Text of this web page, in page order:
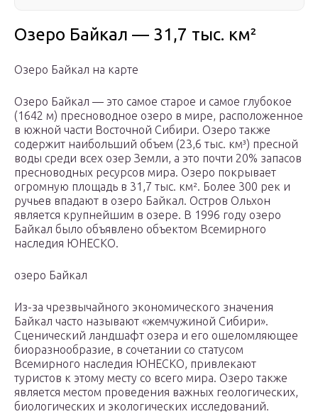
Озеро Байкал — 31,7 тыс. км²
Озеро Байкал на карте
Озеро Байкал — это самое старое и самое глубокое
(1642 м) пресноводное озеро в мире, расположенное
в южной части Восточной Сибири. Озеро также
содержит наибольший объем (23,6 тыс. км³) пресной
воды среди всех озер Земли, а это почти 20% запасов
пресноводных ресурсов мира. Озеро покрывает
огромную площадь в 31,7 тыс. км². Более 300 рек и
ручьев впадают в озеро Байкал. Остров Ольхон
является крупнейшим в озере. В 1996 году озеро
Байкал было объявлено объектом Всемирного
наследия ЮНЕСКО.
озеро Байкал
Из-за чрезвычайного экономического значения
Байкал часто называют «жемчужиной Сибири».
Сценический ландшафт озера и его ошеломляющее
биоразнообразие, в сочетании со статусом
Всемирного наследия ЮНЕСКО, привлекают
туристов к этому месту со всего мира. Озеро также
является местом проведения важных геологических,
биологических и экологических исследований.